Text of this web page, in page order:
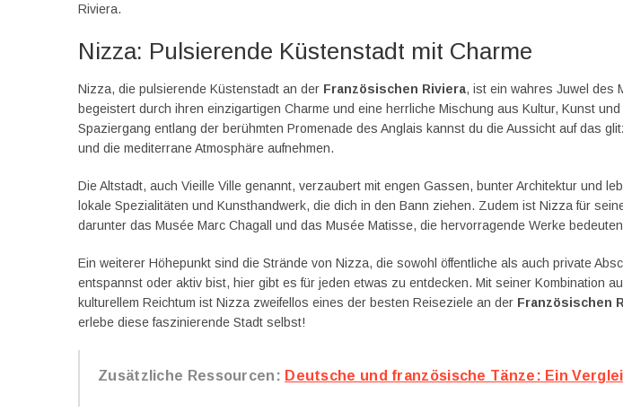
Riviera.
Nizza: Pulsierende Küstenstadt mit Charme
Nizza, die pulsierende Küstenstadt an der Französischen Riviera, ist ein wahres Juwel des
begeistert durch ihren einzigartigen Charme und eine herrliche Mischung aus Kultur, Kunst
Spaziergang entlang der berühmten Promenade des Anglais kannst du die Aussicht auf das
und die mediterrane Atmosphäre aufnehmen.
Die Altstadt, auch Vieille Ville genannt, verzaubert mit engen Gassen, bunter Architektur und
lokale Spezialitäten und Kunsthandwerk, die dich in den Bann ziehen. Zudem ist Nizza für
darunter das Musée Marc Chagall und das Musée Matisse, die hervorragende Werke
Ein weiterer Höhepunkt sind die Strände von Nizza, die sowohl öffentliche als auch private
entspannst oder aktiv bist, hier gibt es für jeden etwas zu entdecken. Mit seiner Kombination
kulturellem Reichtum ist Nizza zweifellos eines der besten Reiseziele an der Französischen
erlebe diese faszinierende Stadt selbst!
Zusätzliche Ressourcen: Deutsche und französische Tänze: Ein